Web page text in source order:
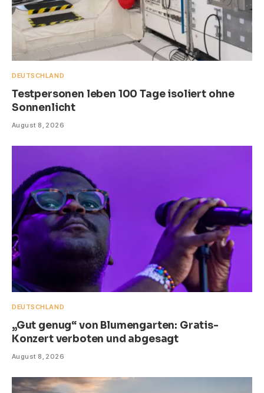
DEUTSCHLAND
Testpersonen leben 100 Tage isoliert ohne
Sonnenlicht
August 8, 2026
DEUTSCHLAND
„Gut genug“ von Blumengarten: Gratis-
Konzert verboten und abgesagt
August 8, 2026